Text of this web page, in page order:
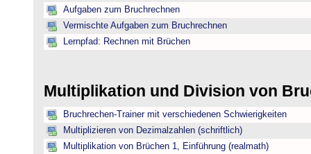
Aufgaben zum Bruchrechnen
Vermischte Aufgaben zum Bruchrechnen
Lernpfad: Rechnen mit Brüchen
Multiplikation und Division von
Bruchrechen-Trainer mit verschiedenen Schwierigkeiten
Multiplizieren von Dezimalzahlen (schriftlich)
Multiplikation von Brüchen 1, Einführung (realmath)